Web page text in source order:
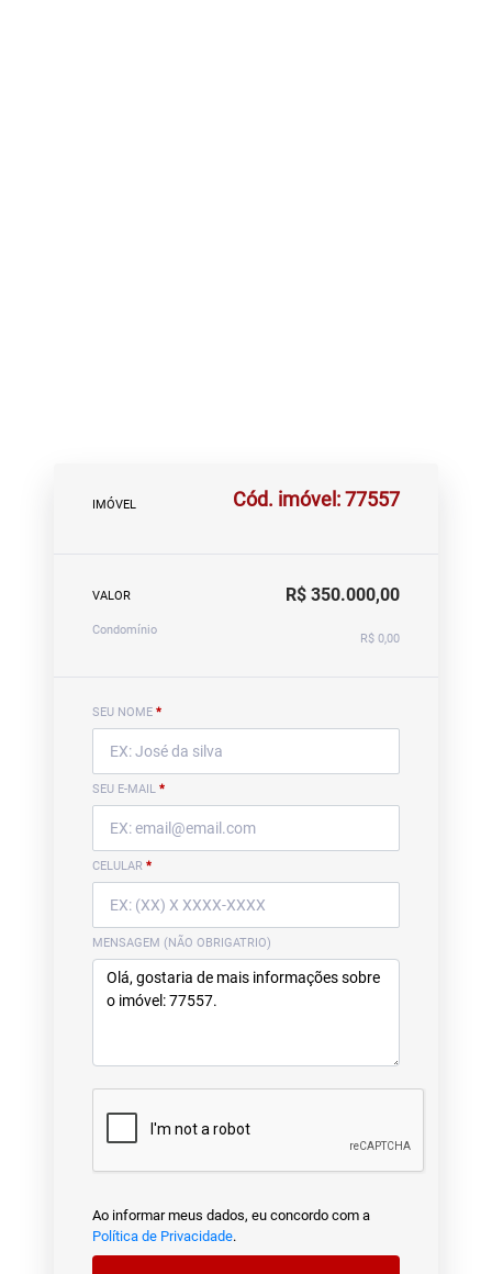
IMÓVEL Cód. imóvel: 77557
VALOR R$ 350.000,00
Condomínio
R$ 0,00
SEU NOME *
SEU E-MAIL *
CELULAR *
MENSAGEM (NÃO OBRIGATRIO)
Ao informar meus dados, eu concordo com a
Política de Privacidade.